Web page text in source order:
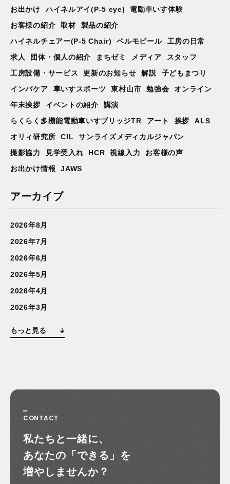
お出かけ
ハイネルアイ(P-5 eye)
電動車いす体験
お客様の紹介
取材
製品の紹介
ハイネルチェアー(P-5 Chair)
ペルモビール
工房の日常
求人
団体・個人の紹介 まちゼミ メディア
スタッフ
工房設備・サービス
更新のお知らせ 解説
子どもまつり
インバケア
車いすスポーツ 東村山市 勉強会
オンライン
年末挨拶
イベントの紹介
講演
らくらく多機能電動車いすブリッジTR
アート 挨拶
ALS
オリィ研究所
CIL
サンライズメディカルジャパン
撮影協力
見学受入れ HCR 視線入力
お客様の声
お出かけ情報
JAWS
アーカイブ
2026年8月
2026年7月
2026年6月
2026年5月
2026年4月
2026年3月
もっと見る
CONTACT
私たちと一緒に、
あなたの 「できる」を
増やしませんか？